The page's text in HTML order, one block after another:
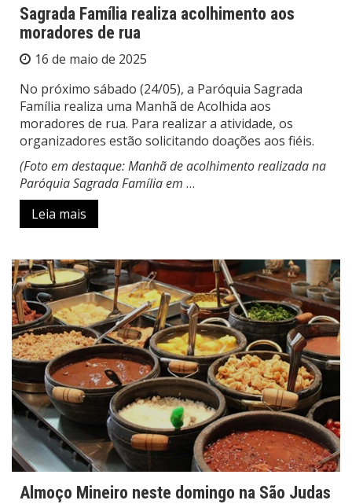
Sagrada Família realiza acolhimento aos
moradores de rua
16 de maio de 2025
No próximo sábado (24/05), a Paróquia Sagrada
Família realiza uma Manhã de Acolhida aos
moradores de rua. Para realizar a atividade, os
organizadores estão solicitando doações aos fiéis.
(Foto em destaque: Manhã de acolhimento realizada na
Paróquia Sagrada Família em …
Leia mais
Almoço Mineiro neste domingo na São Judas